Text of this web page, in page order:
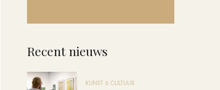
Recent nieuws
KUNST & CULTUUR